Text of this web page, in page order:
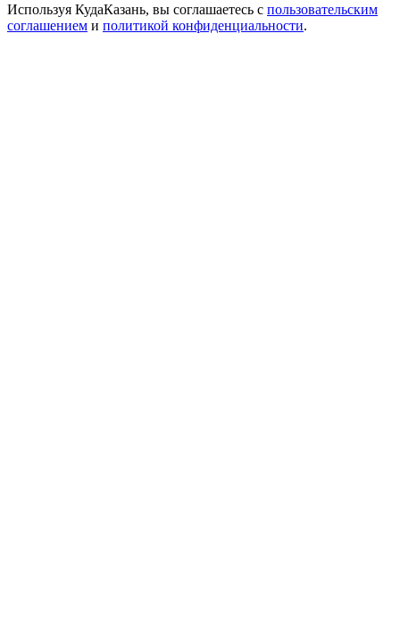
Используя КудаКазань, вы соглашаетесь с пользовательским
соглашением и политикой конфиденциальности.